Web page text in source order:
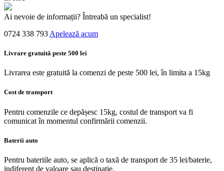
Ai nevoie de informații? Întreabă un specialist!
0724 338 793 Apelează acum
Livrare gratuită peste 500 lei
Livrarea este gratuită la comenzi de peste 500 lei, în limita a 15kg
Cost de transport
Pentru comenzile ce depășesc 15kg, costul de transport va fi
comunicat în momentul confirmării comenzii.
Baterii auto
Pentru bateriile auto, se aplică o taxă de transport de 35 lei/baterie,
indiferent de valoare sau destinație.